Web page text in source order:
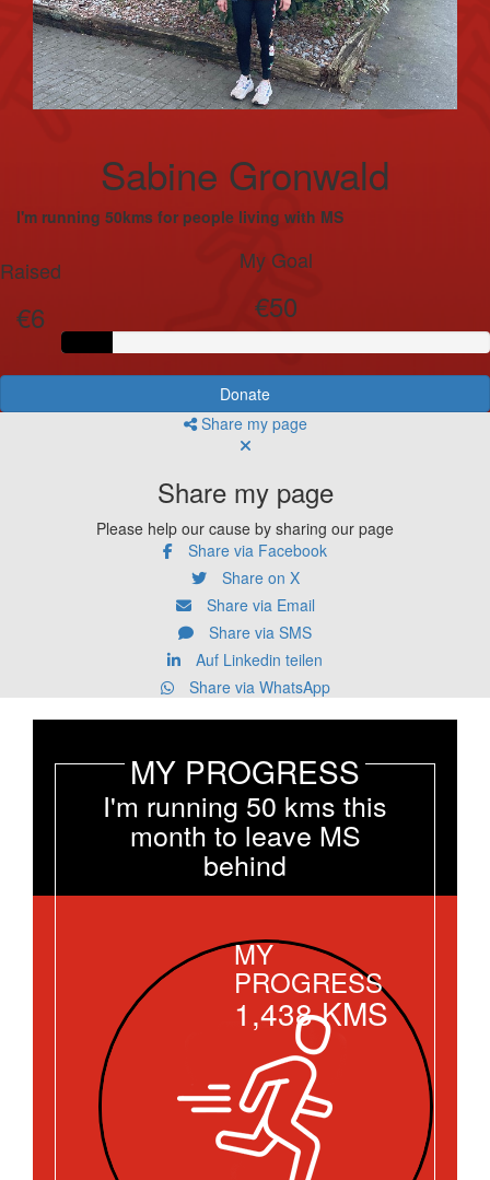
Sabine Gronwald
I'm running 50kms for people living with MS
Raised
€6
My Goal
€50
Donate
Share my page
Share my page
Please help our cause by sharing our page
Share via Facebook
Share on X
Share via Email
Share via SMS
Auf Linkedin teilen
Share via WhatsApp
MY PROGRESS
I'm running 50 kms this
month to leave MS
behind
MY
PROGRESS
1,438KMS